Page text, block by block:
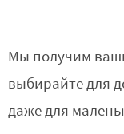
Мы получим
выбирайте для
даже для